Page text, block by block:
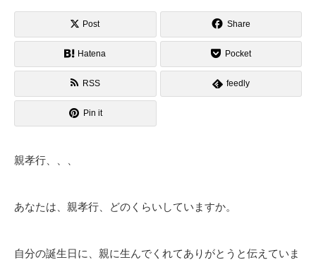
Post Share
Hatena Pocket
RSS feedly
Pin it
親孝行、、、
あなたは、親孝行、どのくらいしていますか。
自分の誕生日に、親に生んでくれてありがとうと伝えていま